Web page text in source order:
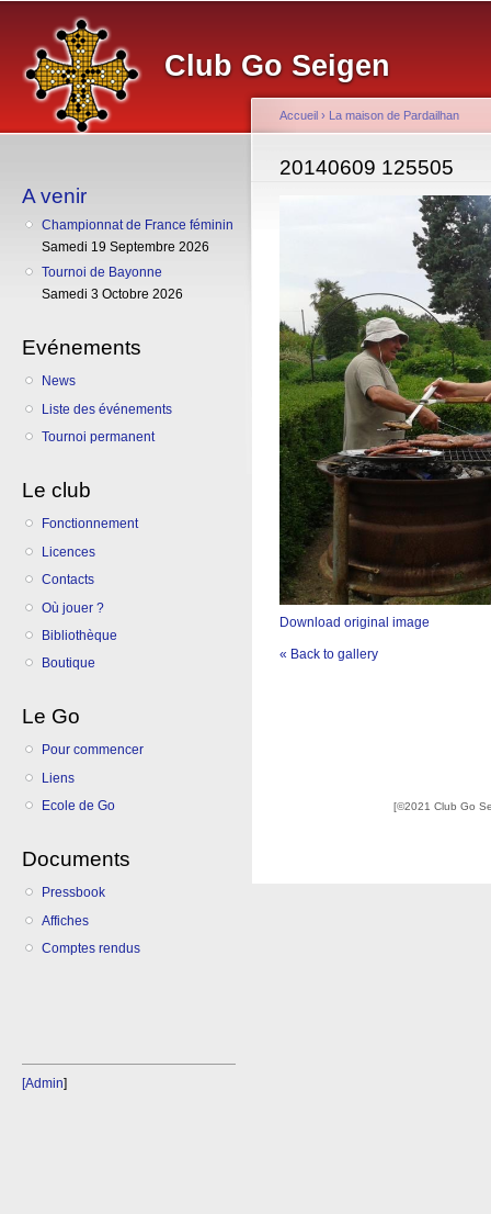
Club Go Seigen
A venir
Championnat de France féminin
Samedi 19 Septembre 2026
Tournoi de Bayonne
Samedi 3 Octobre 2026
Evénements
News
Liste des événements
Tournoi permanent
Le club
Fonctionnement
Licences
Contacts
Où jouer ?
Bibliothèque
Boutique
Le Go
Pour commencer
Liens
Ecole de Go
Documents
Pressbook
Affiches
Comptes rendus
[Admin]
Vous êtes ici
Accueil › La maison de Pardailhan
20140609 125505
Download original image
« Back to gallery
[©2021 Club Go